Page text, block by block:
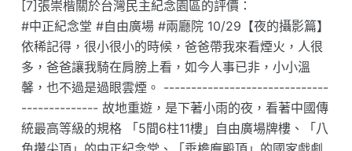
[7]張崇楷關於台灣民主紀念園區的評價：
#中正紀念堂 #自由廣場 #兩廳院 10/29【夜的攝影篇】
依稀記得，很小很小的時候，爸爸帶我來看煙火，人很
多，爸爸讓我騎在肩膀上看，如今人事已非，小小溫
馨，也不過是過眼雲煙。 ------------------------------
-------------- 故地重遊，是下著小雨的夜，看著中國傳
統最高等級的規格 「5間6柱11樓」自由廣場牌樓、「八